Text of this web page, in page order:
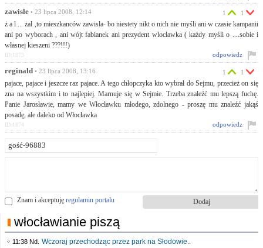
zawisle • 23 lipca 2008, 12:14
ż a l ... żal ,to mieszkanców zawisla- bo niestety nikt o nich nie myśli ani w czasie kampanii
ani po wyborach , ani wójt fabianek ani prezydent wlocławka ( każdy myśli o ....sobie i
własnej kieszeni ???!!!)
1 1
odpowiedz
ID:1873
reginald • 23 lipca 2008, 13:16
pajace, pajace i jeszcze raz pajace. A tego chłopczyka kto wybrał do Sejmu, przecież on się
zna na wszystkim i to najlepiej. Marnuje się w Sejmie. Trzeba znaleźć mu lepszą fuchę.
Panie Jarosławie, mamy we Włocławku młodego, zdolnego - proszę mu znaleźć jakąś
posadę, ale daleko od Włocławka
1 1
odpowiedz
ID:1874
Znam i akceptuję regulamin portalu
włocławianie piszą
11:38 Nd. Wczoraj przechodząc przez park na Słodowie..